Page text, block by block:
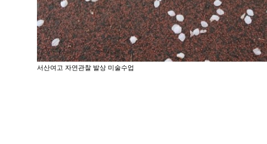
서산여고 자연관찰 발상 미술수업